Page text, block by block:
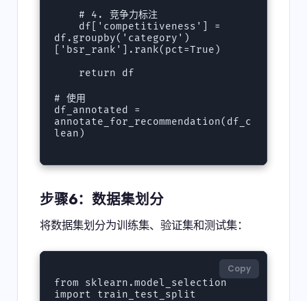
    # 4. 竞争力标注
df.groupby('category')
['bsr_rank'].rank(pct=True)
# 使用
df_annotated =
annotate_for_recommendation(df_c
lean)
步骤6：数据集划分
将数据集划分为训练集、验证集和测试集：
Copy
from sklearn.model_selection
import train_test_split